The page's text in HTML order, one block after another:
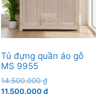
Tủ đựng quần áo gỗ
MS 9955
14.500.000₫Giá
gốc
11.500.000₫Giá